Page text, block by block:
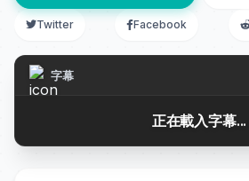
Twitter Facebook
字幕
正在載入字幕...